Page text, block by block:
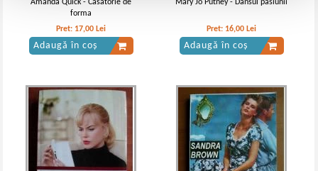
Amanda Quick - Casatorie de
forma
Pret: 17,00 Lei
Adaugă în coș
Mary Jo Putney - Dansul pasiunii
Pret: 16,00 Lei
Adaugă în coș